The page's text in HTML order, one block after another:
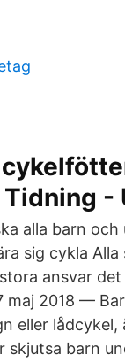
-
alla barn
sig cykla Alla
ansvar
maj 2018 —
eller lådcykel,
skjutsa barn